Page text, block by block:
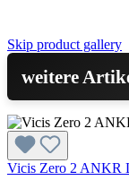
Skip product gallery
weitere
Vicis Zero 2 ANKR